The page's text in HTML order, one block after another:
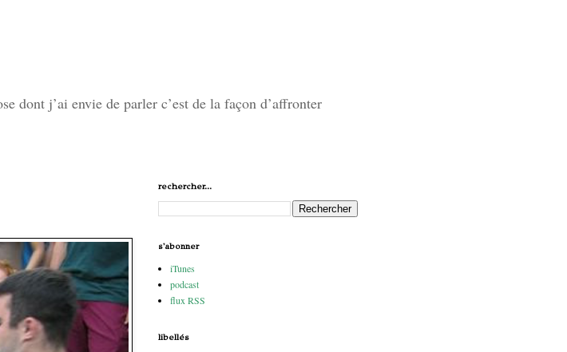
dont j’ai envie de parler c’est de la façon d’affronter
rechercher...
s'abonner
iTunes
podcast
flux RSS
libellés